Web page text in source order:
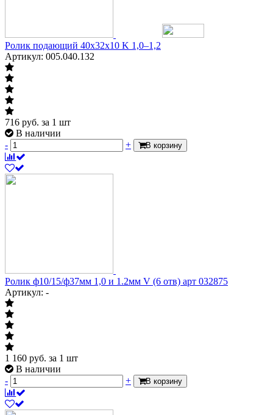
Ролик подающий 40х32х10 K 1,0–1,2
Артикул: 005.040.132
716 руб. за 1 шт
В наличии
-
+ В корзину
Ролик ф10/15/ф37мм 1,0 и 1.2мм V (6 отв) арт 032875
Артикул: -
1 160 руб. за 1 шт
В наличии
-
+ В корзину